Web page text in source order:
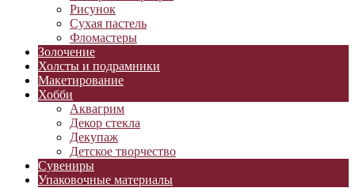
Рисунок
Сухая пастель
Фломастеры
Золочение
Холсты и подрамники
Макетирование
Хобби
Аквагрим
Декор стекла
Декупаж
Детское творчество
Сувениры
Упаковочные материалы